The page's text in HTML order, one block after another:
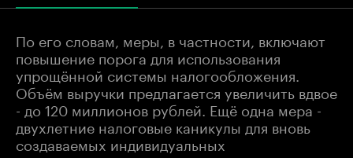
По его словам, меры, в частности, включают
повышение порога для использования
упрощённой системы налогообложения.
Объём выручки предлагается увеличить вдвое
- до 120 миллионов рублей. Ещё одна мера -
двухлетние налоговые каникулы для вновь
создаваемых индивидуальных